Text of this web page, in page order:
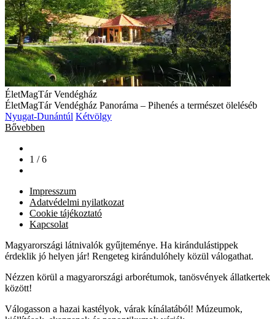
ÉletMagTár Vendégház
ÉletMagTár Vendégház Panoráma – Pihenés a természet öleléséb
Nyugat-Dunántúl Kétvölgy
Bővebben
1 / 6
Impresszum
Adatvédelmi nyilatkozat
Cookie tájékoztató
Kapcsolat
Magyarországi látnivalók gyűjteménye. Ha kirándulástippek
érdeklik jó helyen jár! Rengeteg kirándulóhely közül válogathat.
Nézzen körül a magyarországi arborétumok, tanösvények állatkertek
között!
Válogasson a hazai kastélyok, várak kínálatából! Múzeumok,